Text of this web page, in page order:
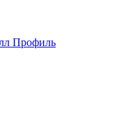
Профиль